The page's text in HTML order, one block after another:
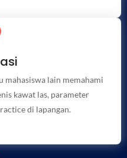
lain memahami
kawat las, parameter
di lapangan.
atau aplikasi tertentu.